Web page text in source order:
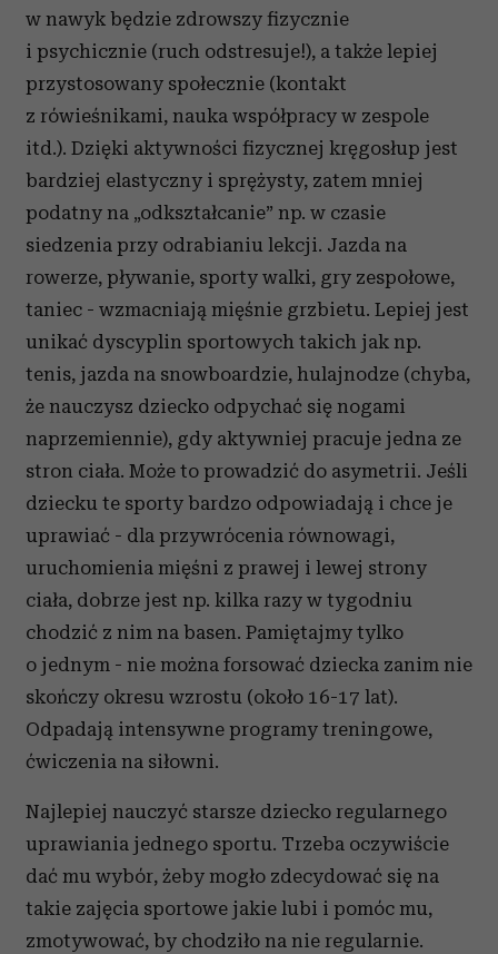
w nawyk będzie zdrowszy fizycznie
i psychicznie (ruch odstresuje!), a także lepiej
przystosowany społecznie (kontakt
z rówieśnikami, nauka współpracy w zespole
itd.). Dzięki aktywności fizycznej kręgosłup jest
bardziej elastyczny i sprężysty, zatem mniej
podatny na „odkształcanie” np. w czasie
siedzenia przy odrabianiu lekcji. Jazda na
rowerze, pływanie, sporty walki, gry zespołowe,
taniec - wzmacniają mięśnie grzbietu. Lepiej jest
unikać dyscyplin sportowych takich jak np.
tenis, jazda na snowboardzie, hulajnodze (chyba,
że nauczysz dziecko odpychać się nogami
naprzemiennie), gdy aktywniej pracuje jedna ze
stron ciała. Może to prowadzić do asymetrii. Jeśli
dziecku te sporty bardzo odpowiadają i chce je
uprawiać - dla przywrócenia równowagi,
uruchomienia mięśni z prawej i lewej strony
ciała, dobrze jest np. kilka razy w tygodniu
chodzić z nim na basen. Pamiętajmy tylko
o jednym - nie można forsować dziecka zanim nie
skończy okresu wzrostu (około 16-17 lat).
Odpadają intensywne programy treningowe,
ćwiczenia na siłowni.
Najlepiej nauczyć starsze dziecko regularnego
uprawiania jednego sportu. Trzeba oczywiście
dać mu wybór, żeby mogło zdecydować się na
takie zajęcia sportowe jakie lubi i pomóc mu,
zmotywować, by chodziło na nie regularnie.